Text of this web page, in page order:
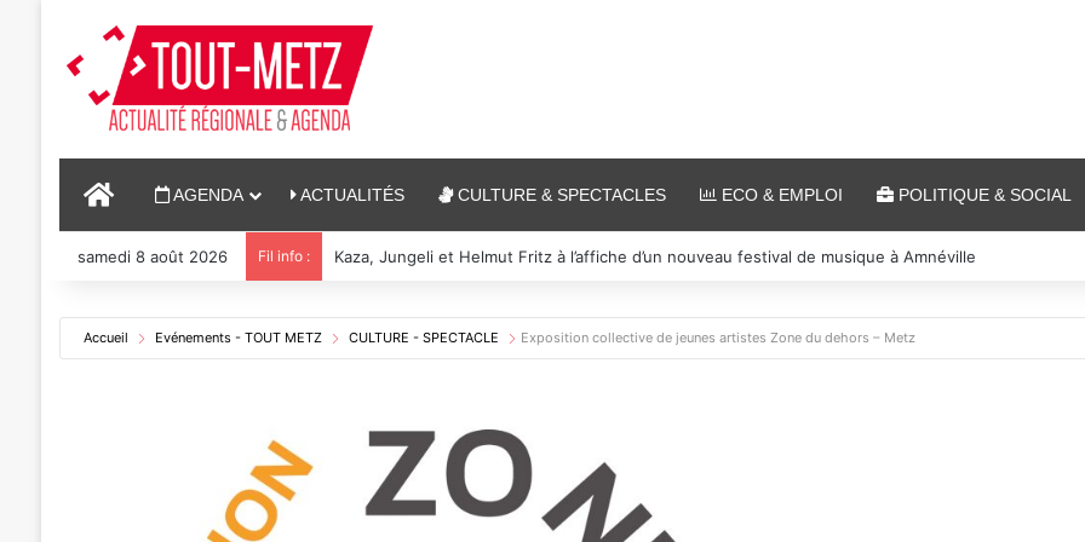
ACCUEILAGENDA ACTUALITÉS CULTURE & SPECTACLES ECO & EMPLOI POLITIQUE & SOCIAL
samedi 8 août 2026 Fil info : Reconstitution, spectacles et cinéma pour l’édition 2026 de « Ça tombe comme à Gravelotte »
Accueil Evénements - TOUT METZ CULTURE - SPECTACLE Exposition collective de jeunes artistes Zone du dehors – Metz